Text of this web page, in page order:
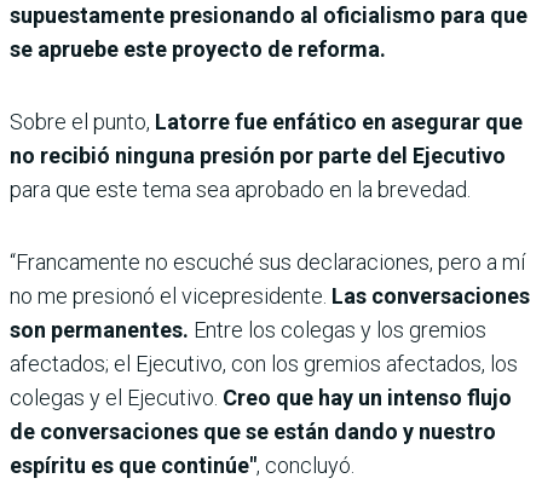
supuestamente presionando al oficialismo para que
se apruebe este proyecto de reforma.
Sobre el punto, Latorre fue enfático en asegurar que
no recibió ninguna presión por parte del Ejecutivo
para que este tema sea aprobado en la brevedad.
“Francamente no escuché sus declaraciones, pero a mí
no me presionó el vicepresidente. Las conversaciones
son permanentes. Entre los colegas y los gremios
afectados; el Ejecutivo, con los gremios afectados, los
colegas y el Ejecutivo. Creo que hay un intenso flujo
de conversaciones que se están dando y nuestro
espíritu es que continúe", concluyó.